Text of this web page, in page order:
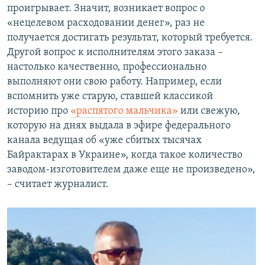
проигрывает. Значит, возникает вопрос о
«нецелевом расходовании денег», раз не
получается достигать результат, который требуется.
Другой вопрос к исполнителям этого заказа –
настолько качественно, профессионально
выполняют они свою работу. Например, если
вспомнить уже старую, ставшей классикой
историю про «распятого мальчика» или свежую,
которую на днях выдала в эфире федерального
канала ведущая об «уже сбитых тысячах
Байрактарах в Украине», когда такое количество
заводом-изготовителем даже еще не произведено»,
– считает журналист.